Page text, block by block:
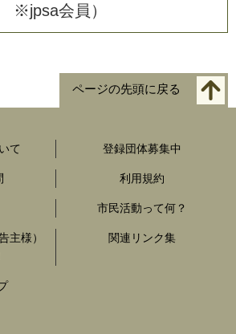
※jpsa会員）
ページの先頭に戻る
て 登録団体募集中
利用規約
市民活動って何？
主様）
関連リンク集